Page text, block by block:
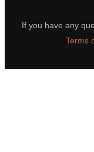
If you have any
Terms